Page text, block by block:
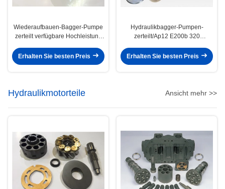
Wiederaufbauen-Bagger-Pumpe
zerteilt verfügbare Hochleistung
Erhalten Sie besten Preis
Hydraulikbagger-Pumpen-
zerteilt/Ap12 E200b 320
Erhalten Sie besten Preis
Hydraulikmotorteile Ansicht mehr >>